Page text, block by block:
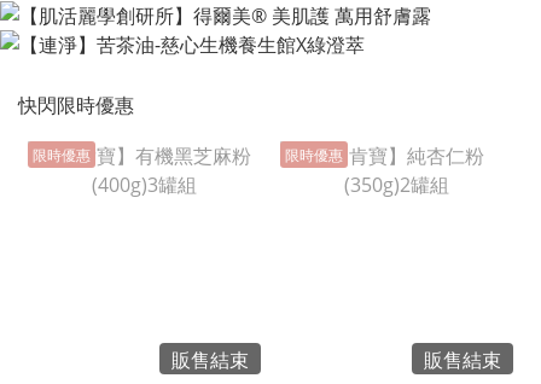
快閃限時優惠
限時優惠
販售結束
限時優惠
販售結束